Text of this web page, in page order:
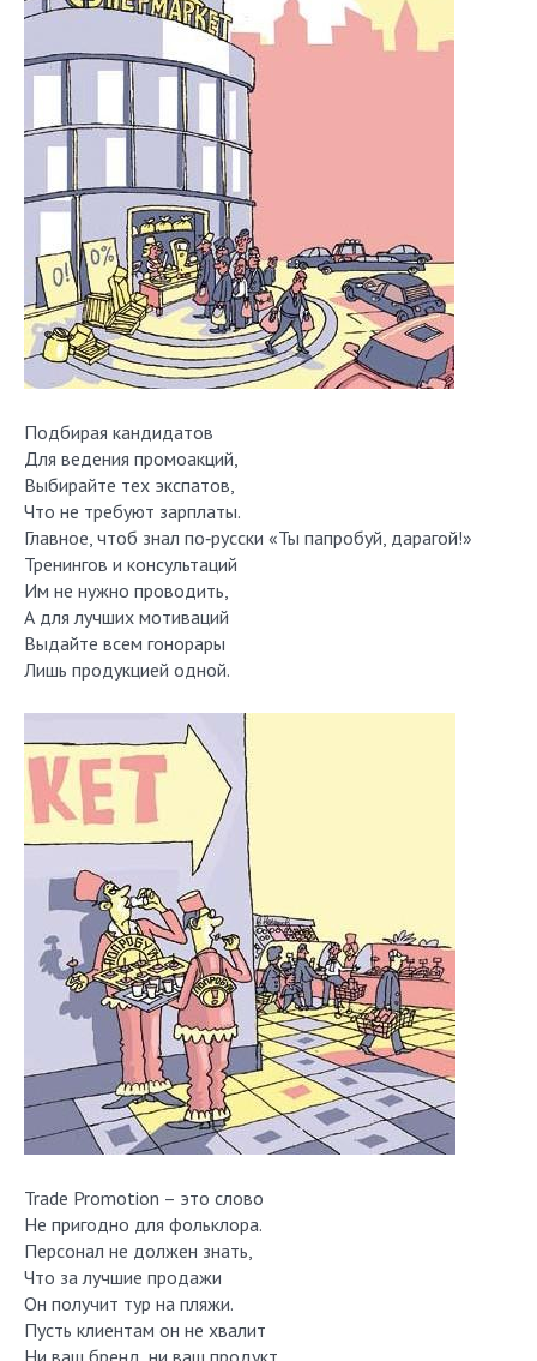
Подбирая кандидатов
Для ведения промоакций,
Выбирайте тех экспатов,
Что не требуют зарплаты.
Главное, чтоб знал по‑русски «Ты папробуй, дарагой!»
Тренингов и консультаций
Им не нужно проводить,
А для лучших мотиваций
Выдайте всем гонорары
Лишь продукцией одной.
Trade Promotion – это слово
Не пригодно для фольклора.
Персонал не должен знать,
Что за лучшие продажи
Он получит тур на пляжи.
Пусть клиентам он не хвалит
Ни ваш бренд, ни ваш продукт.